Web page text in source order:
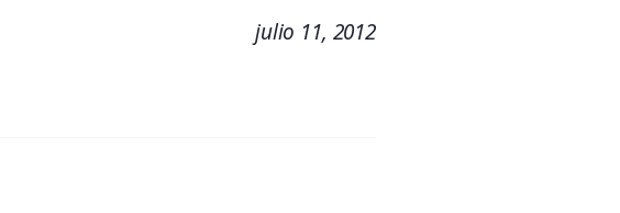
julio 11, 2012